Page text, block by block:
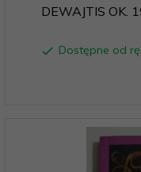
DEWAJTIS OK.
Dostępne od